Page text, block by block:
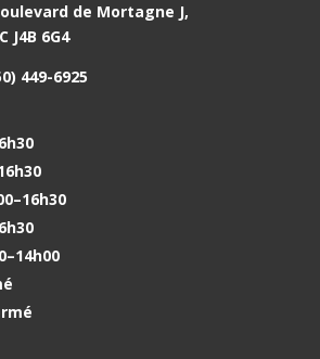
de Mortagne J,
J4B 6G4
449-6925